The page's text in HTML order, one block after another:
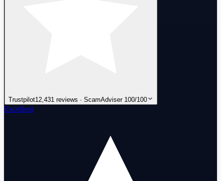
Trustpilot12,431 reviews · ScamAdviser 100/100
Excellent